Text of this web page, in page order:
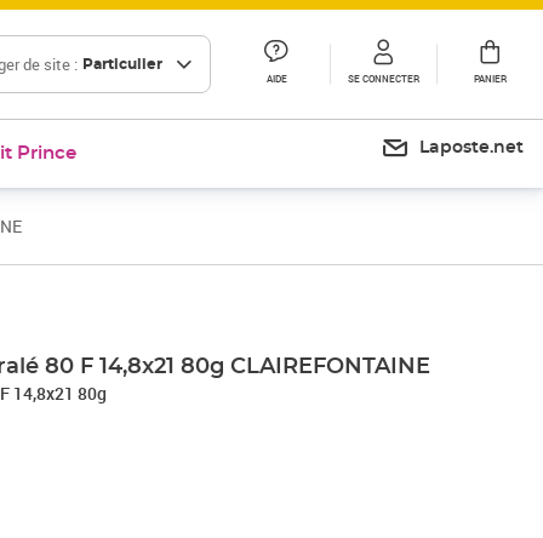
de site : Particulier
AIDE SE CONNECTER PANIER
Prince Laposte.net
80 F 14,8x21 80g CLAIREFONTAINE
14,8x21 80g